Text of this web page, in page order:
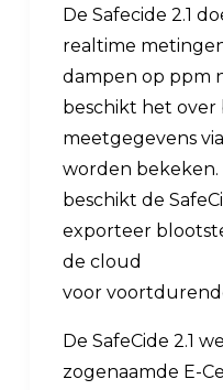
De Safecide 2.1
realtime
dampen op ppm
beschikt het
meetgegevens
worden
beschikt de
exporteer
de cloud
voor
De SafeCide 2.1
zogenaamde E-